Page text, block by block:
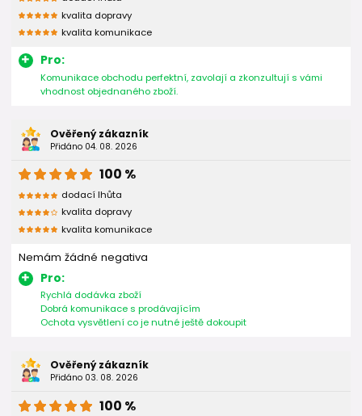
Pro:
Komunikace obchodu perfektní, zavolají a zkonzultují s vámi
vhodnost objednaného zboží.
kvalita dopravy
kvalita komunikace
Ověřený zákazník
Přidáno 04. 08. 2026
Nemám žádné negativa
Pro:
Rychlá dodávka zboží
Dobrá komunikace s prodávajícím
Ochota vysvětlení co je nutné ještě dokoupit
100 %
dodací lhůta
kvalita dopravy
kvalita komunikace
Ověřený zákazník
Přidáno 03. 08. 2026
100 %